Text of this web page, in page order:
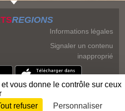
REGIONS
Informations légales
Signaler un contenu
inapproprié
Connexion
vous donne le contrôle sur ceux
refuser Personnaliser